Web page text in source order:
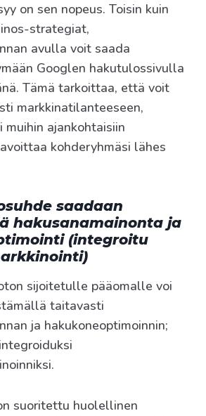
on sen nopeus. Toisin kuin
strategiat,
avulla voit saada
Googlen hakutulossivulla
Tämä tarkoittaa, että voit
markkinatilanteeseen,
muihin ajankohtaisiin
kohderyhmäsi lähes
saadaan
hakusanamainonta ja
(integroitu
sijoitetulle pääomalle voi
taitavasti
ja hakukoneoptimoinnin;
suoritettu huolellinen